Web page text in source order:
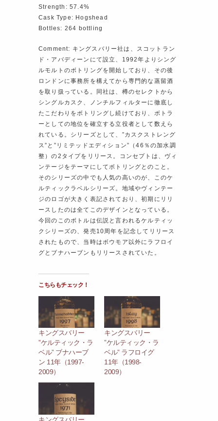
Strength: 57.4%
Cask Type: Hogshead
Bottles: 264 bottling
Comment: キングスバリー社は、スコットラン
ド・アバディーンにて設立、1992年よりシング
ルモルトのボトリングを開始しており、その後
ロンドンに事務所を構えてから専門的な蒸留酒
を取り扱っている。同社は、樽のセレクトから
シングルカスク、ノンチルフィルターに徹底し
たこだわりをボトリングし続けており、ボトラ
ーとしての地位を確立する立役者として数えら
れている。シリーズとして、”カスクストレング
ス”と”リミテッドエディション”（46％の加水調
整）の2タイプをリリース。コンセプトは、ヴィ
ンテージをテーマにしてボトリングとのこと。
そのシリーズの中でも人気の高いのが、このケ
ルティックラベルシリーズ。地域やヴィンテー
ジのロゴが大きく表記されており、初期にリリ
ースしたのは全てこのデザインとなっている。
今回のこのボトルは伝説と言われるケルティッ
クシリーズの、発売10周年を記念してリリース
されたもので、当時はボウモア以外にラフロイ
グとブナハーブンもリリースされていた。
こちらもチェック！
キングスバリー
”ケルティック・ラ
ベル” ブナハーブ
ン 11年（1997-
2009）
キングスバリー
”ケルティック・ラ
ベル” ラフロイグ
11年（1998-
2009）